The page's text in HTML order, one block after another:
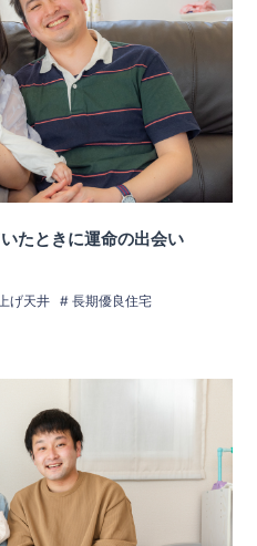
たときに運命の出会い
げ天井
長期優良住宅